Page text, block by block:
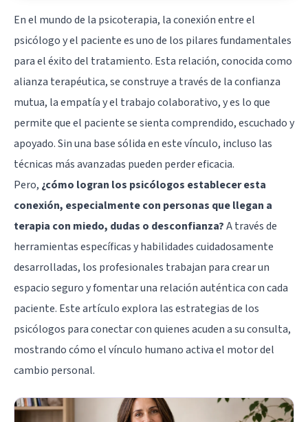
En el mundo de la psicoterapia, la conexión entre el
psicólogo y el paciente es uno de los pilares fundamentales
para el éxito del tratamiento. Esta relación, conocida como
alianza terapéutica, se construye a través de la confianza
mutua, la empatía y el trabajo colaborativo, y es lo que
permite que el paciente se sienta comprendido, escuchado y
apoyado. Sin una base sólida en este vínculo, incluso las
técnicas más avanzadas pueden perder eficacia.
Pero, ¿cómo logran los psicólogos establecer esta
conexión, especialmente con personas que llegan a
terapia con miedo, dudas o desconfianza?A través de
herramientas específicas y habilidades cuidadosamente
desarrolladas, los profesionales trabajan para crear un
espacio seguro y fomentar una relación auténtica con cada
paciente. Este artículo explora las estrategias de los
psicólogos para conectar con quienes acuden a su consulta,
mostrando cómo el vínculo humano activa el motor del
cambio personal.